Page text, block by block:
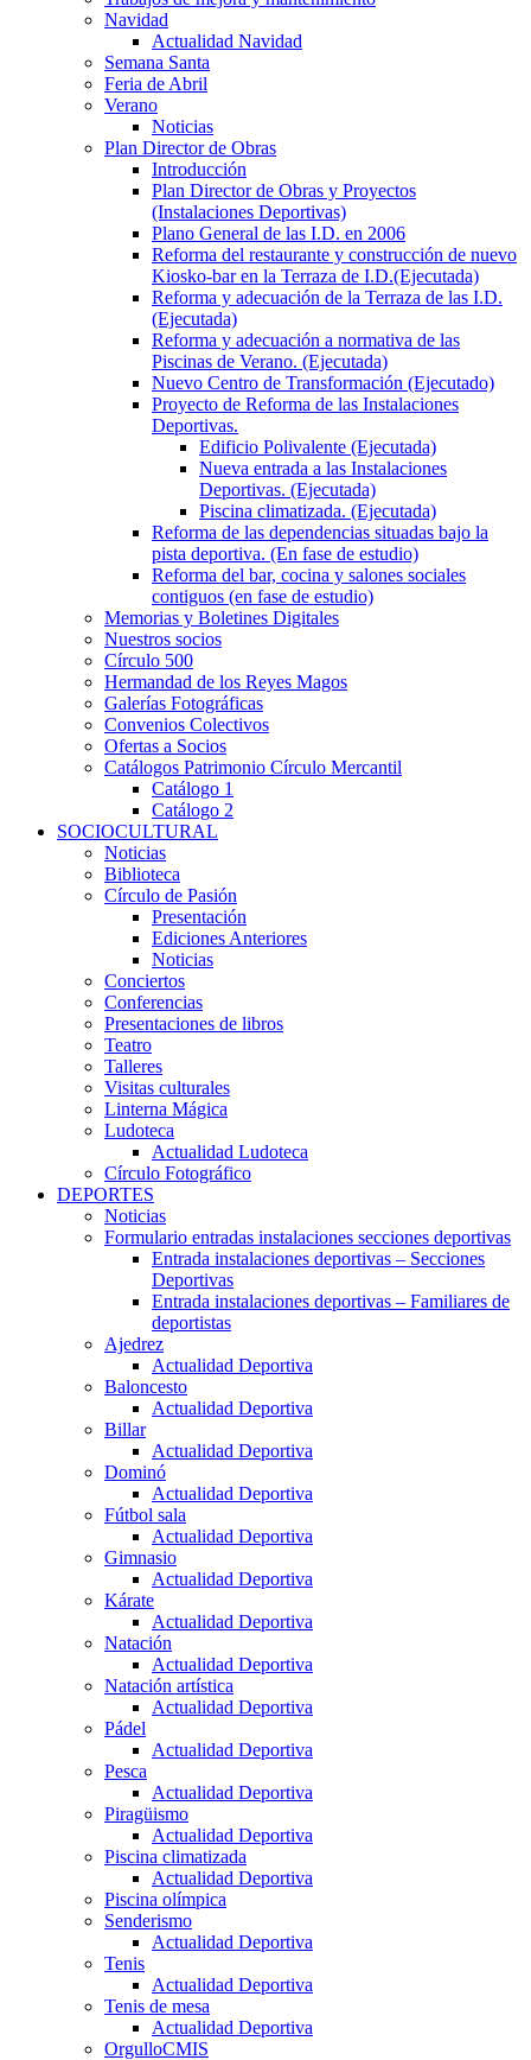
Navidad
Actualidad Navidad
Semana Santa
Feria de Abril
Verano
Noticias
Plan Director de Obras
Introducción
Plan Director de Obras y Proyectos
(Instalaciones Deportivas)
Plano General de las I.D. en 2006
Reforma del restaurante y construcción de nuevo
Kiosko-bar en la Terraza de I.D.(Ejecutada)
Reforma y adecuación de la Terraza de las I.D.
(Ejecutada)
Reforma y adecuación a normativa de las
Piscinas de Verano. (Ejecutada)
Nuevo Centro de Transformación (Ejecutado)
Proyecto de Reforma de las Instalaciones
Deportivas.
Edificio Polivalente (Ejecutada)
Nueva entrada a las Instalaciones
Deportivas. (Ejecutada)
Piscina climatizada. (Ejecutada)
Reforma de las dependencias situadas bajo la
pista deportiva. (En fase de estudio)
Reforma del bar, cocina y salones sociales
contiguos (en fase de estudio)
Memorias y Boletines Digitales
Nuestros socios
Círculo 500
Hermandad de los Reyes Magos
Galerías Fotográficas
Convenios Colectivos
Ofertas a Socios
Catálogos Patrimonio Círculo Mercantil
Catálogo 1
Catálogo 2
SOCIOCULTURAL
Noticias
Biblioteca
Círculo de Pasión
Presentación
Ediciones Anteriores
Noticias
Conciertos
Conferencias
Presentaciones de libros
Teatro
Talleres
Visitas culturales
Linterna Mágica
Ludoteca
Actualidad Ludoteca
Círculo Fotográfico
DEPORTES
Noticias
Formulario entradas instalaciones secciones deportivas
Entrada instalaciones deportivas – Secciones
Deportivas
Entrada instalaciones deportivas – Familiares de
deportistas
Ajedrez
Actualidad Deportiva
Baloncesto
Actualidad Deportiva
Billar
Actualidad Deportiva
Dominó
Actualidad Deportiva
Fútbol sala
Actualidad Deportiva
Gimnasio
Actualidad Deportiva
Kárate
Actualidad Deportiva
Natación
Actualidad Deportiva
Natación artística
Actualidad Deportiva
Pádel
Actualidad Deportiva
Pesca
Actualidad Deportiva
Piragüismo
Actualidad Deportiva
Piscina climatizada
Actualidad Deportiva
Piscina olímpica
Senderismo
Actualidad Deportiva
Tenis
Actualidad Deportiva
Tenis de mesa
Actualidad Deportiva
OrgulloCMIS